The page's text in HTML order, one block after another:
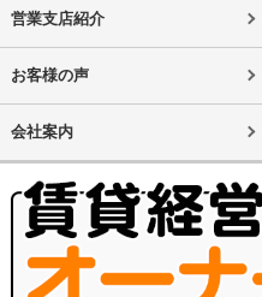
営業支店紹介
お客様の声
会社案内